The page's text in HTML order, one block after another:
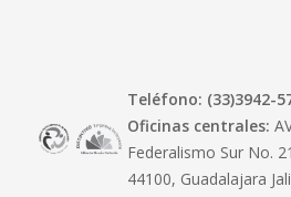
Teléfono: (33)3942-
Oficinas centrales:
Federalismo Sur No.
44100, Guadalajara